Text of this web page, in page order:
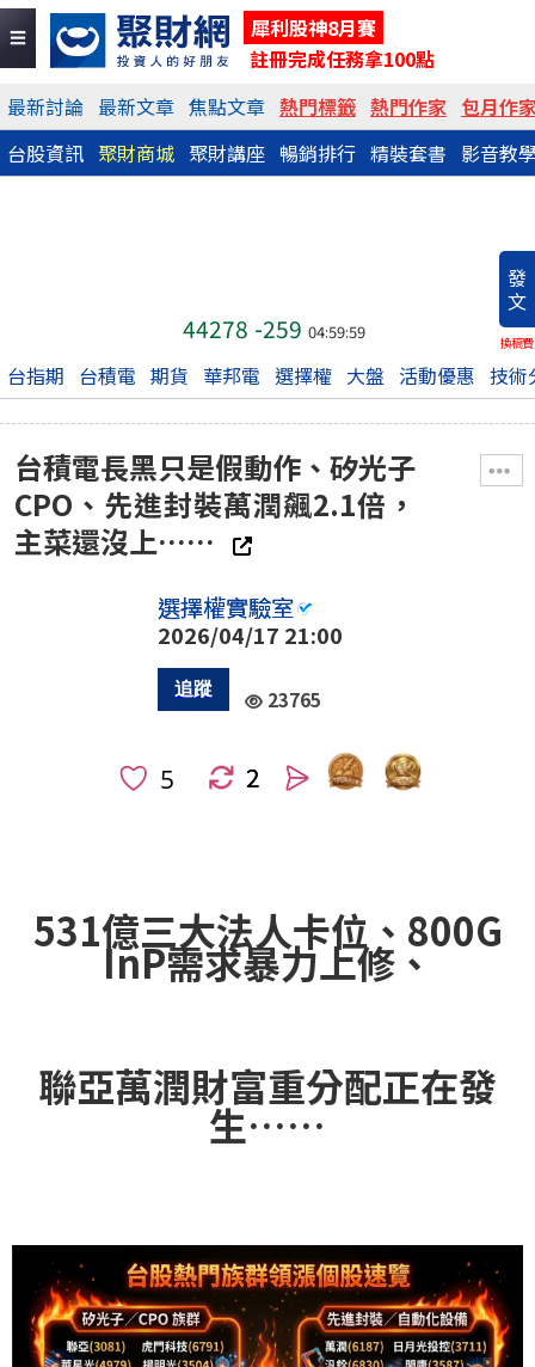
犀利股神8月賽
註冊完成任務拿100點
最新討論 最新文章 焦點文章 熱門標籤 熱門作家 包月作
台股資訊 聚財商城 聚財講座 暢銷排行 精裝套書 影音教
發
文
換稿費
44278 -259 04:59:59
台指期 台積電 期貨 華邦電 選擇權 大盤 活動優惠 技術
台積電長黑只是假動作、矽光子
CPO、先進封裝萬潤飆2.1倍，
主菜還沒上……
選擇權實驗室
2026/04/17 21:00
23765
2
531億三大法人卡位、800G
InP需求暴力上修、
聯亞萬潤財富重分配正在發
生……